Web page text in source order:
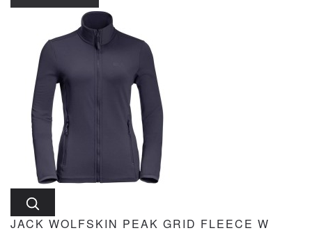
JACK WOLFSKIN PEAK GRID FLEECE W